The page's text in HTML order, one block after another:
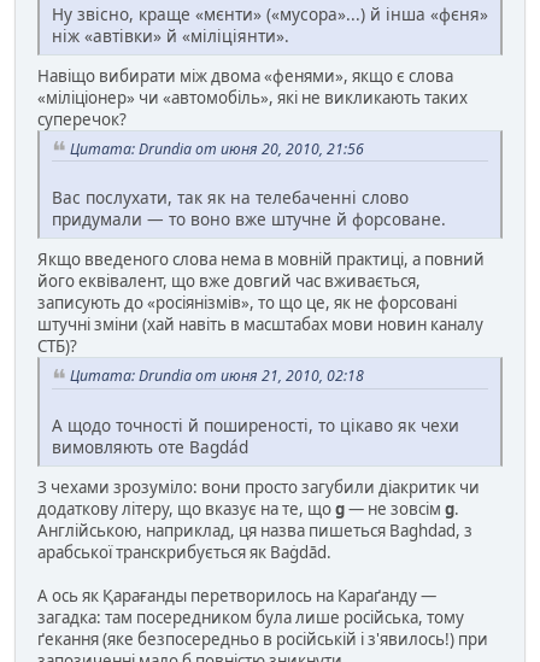
Ну звісно, краще «мєнти» («мусора»...) й інша «фєня»
ніж «автівки» й «міліціянти».
Навіщо вибирати між двома «фенями», якщо є слова
«міліціонер» чи «автомобіль», які не викликають таких
суперечок?
Цитата: Drundia от июня 20, 2010, 21:56
Вас послухати, так як на телебаченні слово
придумали — то воно вже штучне й форсоване.
Якщо введеного слова нема в мовній практиці, а повний
його еквівалент, що вже довгий час вживається,
записують до «росіянізмів», то що це, як не форсовані
штучні зміни (хай навіть в масштабах мови новин каналу
СТБ)?
Цитата: Drundia от июня 21, 2010, 02:18
А щодо точності й поширеності, то цікаво як чехи
вимовляють оте Bagdád
З чехами зрозуміло: вони просто загубили діакритик чи
додаткову літеру, що вказує на те, щоg— не зовсім g.
Англійською, наприклад, ця назва пишеться Baghdad, з
арабської транскрибується як Baġdād.
А ось як Қарағанды перетворилось на Караґанду —
загадка: там посередником була лише російська, тому
ґекання (яке безпосередньо в російській і з'явилось!) при